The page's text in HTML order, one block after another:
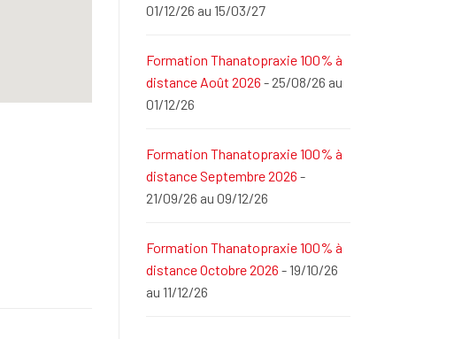
01/12/26 au 15/03/27
Formation Thanatopraxie 100% à
distance Août 2026 - 25/08/26 au
01/12/26
Formation Thanatopraxie 100% à
distance Septembre 2026 -
21/09/26 au 09/12/26
Formation Thanatopraxie 100% à
distance Octobre 2026 - 19/10/26
au 11/12/26